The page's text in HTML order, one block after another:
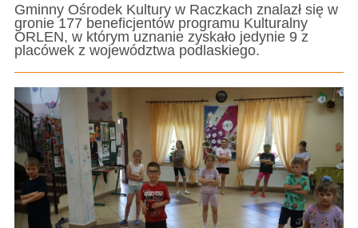
Gminny Ośrodek Kultury w Raczkach znalazł się w
gronie 177 beneficjentów programu Kulturalny
ORLEN, w którym uznanie zyskało jedynie 9 z
placówek z województwa podlaskiego.